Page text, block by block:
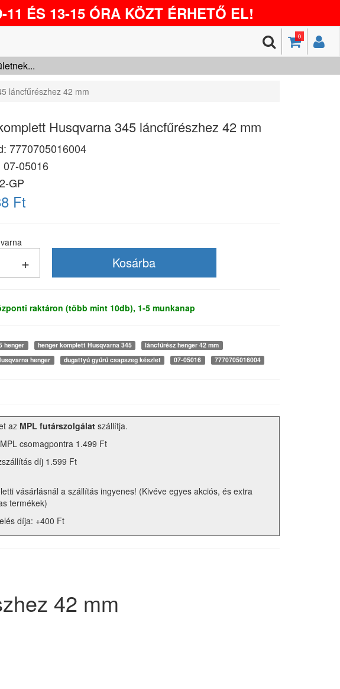
ÉS 13-15 ÓRA KÖZT ÉRHETŐ EL!
0
láncfűrészhez 42 mm
Husqvarna 345 láncfűrészhez 42 mm
7770705016004
07-05016
GP
Ft
raktáron (több mint 10db), 1-5 munkanap
henger henger komplett Husqvarna 345
láncfűrész henger 42 mm
henger
dugattyú gyűrű csapszeg készlet 07-05016 7770705016004
az MPL futárszolgálat szállítja.
csomagpontra 1.499 Ft
díj 1.599 Ft
vásárlásnál a szállítás ingyenes! (Kivéve egyes akciós, és extra
termékek)
díja: +400 Ft
42 mm